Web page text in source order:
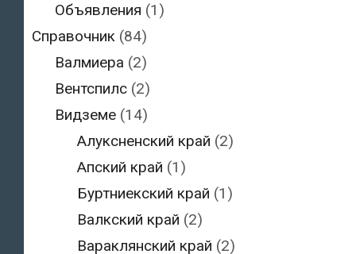
Объявления (1)
Справочник (84)
Валмиера (2)
Вентспилс(2)
Видземе(14)
Алуксненский край (2)
Апский край (1)
Буртниекский край (1)
Валкский край (2)
Вараклянский край (2)